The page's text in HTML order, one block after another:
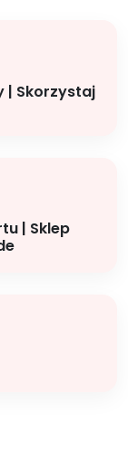
| Skorzystaj
| Sklep